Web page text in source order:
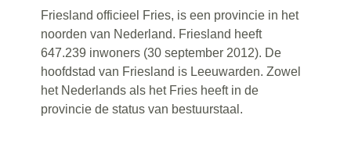
Friesland officieel Fries, is een provincie in het
noorden van Nederland. Friesland heeft
647.239 inwoners (30 september 2012). De
hoofdstad van Friesland is Leeuwarden. Zowel
het Nederlands als het Fries heeft in de
provincie de status van bestuurstaal.